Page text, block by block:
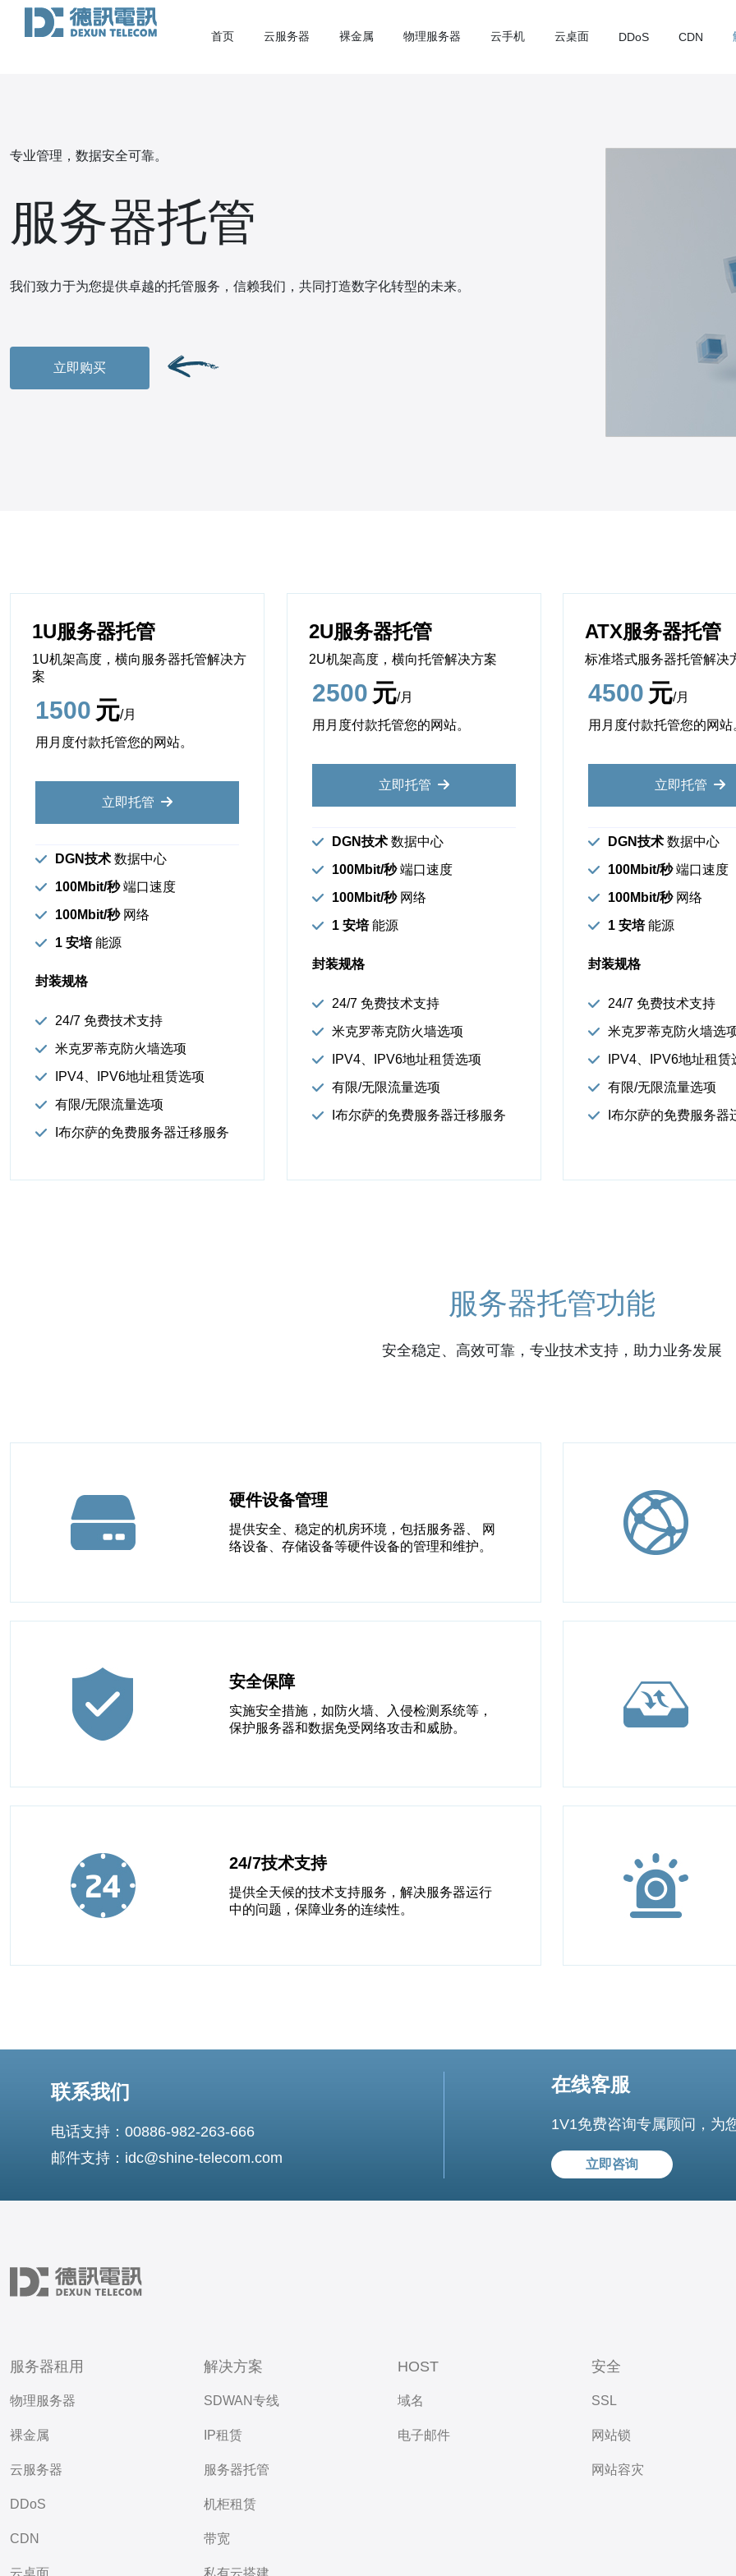
首页 云服务器 裸金属 物理服务器 云手机 云桌面 DDoS CDN
专业管理，数据安全可靠。
服务器托管
我们致力于为您提供卓越的托管服务，信赖我们，共同打造数字化转型的未来。
立即购买
1U服务器托管
1U机架高度，横向服务器托管解决方
案
1500 元/月
用月度付款托管您的网站。
立即托管
DGN技术 数据中心
100Mbit/秒端口速度
100Mbit/秒 网络
1 安培能源
封装规格
24/7 免费技术支持
米克罗蒂克防火墙选项
IPV4、IPV6地址租赁选项
有限/无限流量选项
I布尔萨的免费服务器迁移服务
2U服务器托管
2U机架高度，横向托管解决方案
2500 元/月
用月度付款托管您的网站。
立即托管
DGN技术数据中心
100Mbit/秒端口速度
100Mbit/秒 网络
1 安培能源
封装规格
24/7 免费技术支持
米克罗蒂克防火墙选项
IPV4、IPV6地址租赁选项
有限/无限流量选项
I布尔萨的免费服务器迁移服务
ATX服务器托管
标准塔式服务器托管解决
4500 元/月
用月度付款托管您的网站
立即托管
DGN技术 数据中心
100Mbit/秒端口速度
100Mbit/秒 网络
1 安培能源
封装规格
24/7 免费技术支持
米克罗蒂克防火墙选
IPV4、IPV6地址租赁
有限/无限流量选项
I布尔萨的免费服务器
服务器托管功能
安全稳定、高效可靠，专业技术支持，助力业务发展
硬件设备管理
提供安全、稳定的机房环境，包括服务器、 网
络设备、存储设备等硬件设备的管理和维护。
安全保障
实施安全措施，如防火墙、入侵检测系统等，
保护服务器和数据免受网络攻击和威胁。
24/7技术支持
提供全天候的技术支持服务，解决服务器运行
中的问题，保障业务的连续性。
联系我们
电话支持：00886-982-263-666
邮件支持：idc@shine-telecom.com
在线客服
1V1免费咨询专属顾问，为
立即咨询
服务器租用
物理服务器
裸金属
云服务器
DDoS
CDN
云桌面
解决方案
SDWAN专线
IP租赁
服务器托管
机柜租赁
带宽
私有云搭建
HOST
域名
电子邮件
安全
SSL
网站锁
网站容灾